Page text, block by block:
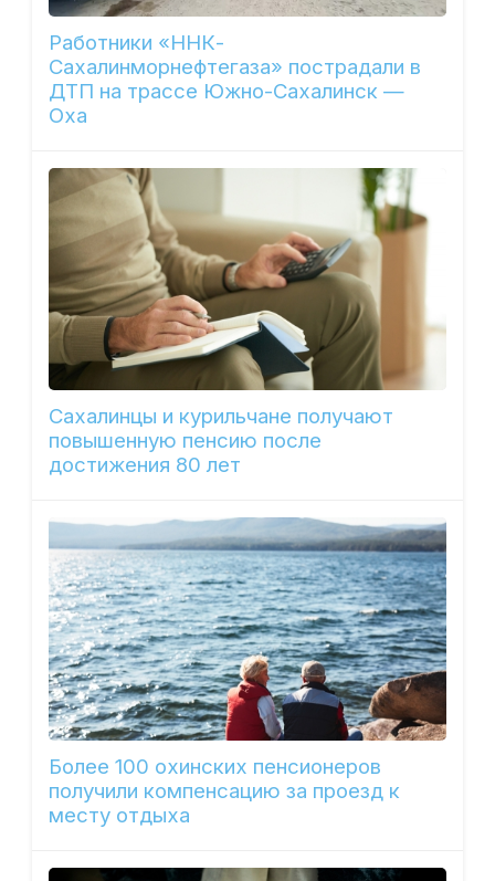
Работники «ННК-
Сахалинморнефтегаза» пострадали в
ДТП на трассе Южно-Сахалинск —
Оха
Сахалинцы и курильчане получают
повышенную пенсию после
достижения 80 лет
Более 100 охинских пенсионеров
получили компенсацию за проезд к
месту отдыха